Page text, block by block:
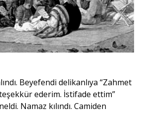
Beyefendi delikanlıya “Zahmet
ederim. İstifade ettim”
Namaz kılındı. Camiden